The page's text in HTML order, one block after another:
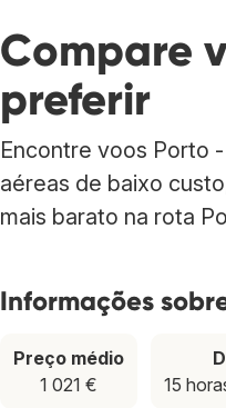
Compare
preferir
Encontre voos Porto
aéreas de baixo
mais barato na rota
Informações
Preço médio
1 021 €
15